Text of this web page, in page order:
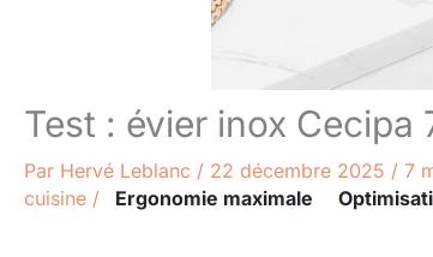
Test : évier inox
Par Hervé Leblanc / 22 décembre 2025 / 7
cuisine / Ergonomie maximale